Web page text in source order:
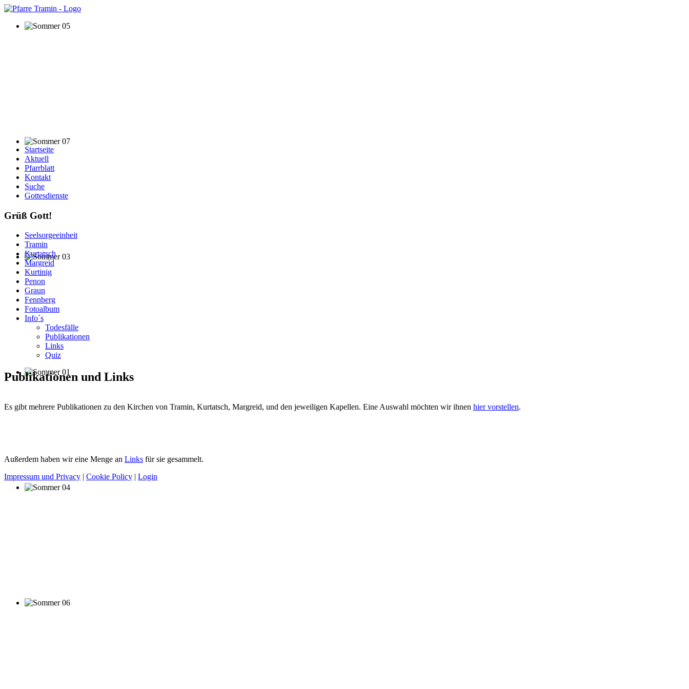
Startseite
Aktuell
Pfarrblatt
Kontakt
Suche
Gottesdienste
Grüß Gott!
Seelsorgeeinheit
Tramin
Kurtatsch
Margreid
Kurtinig
Penon
Graun
Fennberg
Fotoalbum
Info´s
Todesfälle
Publikationen
Links
Quiz
Publikationen und Links
Es gibt mehrere Publikationen zu den Kirchen von Tramin, Kurtatsch, Margreid, und den jeweiligen Kapellen. Eine Auswahl möchten wir ihnen hier vorstellen.
Außerdem haben wir eine Menge an Links für sie gesammelt.
Impressum und Privacy | Cookie Policy | Login